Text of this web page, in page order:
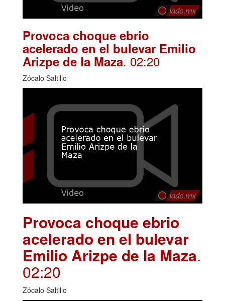
Provoca choque ebrio
acelerado en el bulevar Emilio
Arizpe de la Maza. 02:20
Zócalo Saltillo
Provoca choque ebrio
acelerado en el bulevar
Emilio Arizpe de la Maza.
02:20
Zócalo Saltillo